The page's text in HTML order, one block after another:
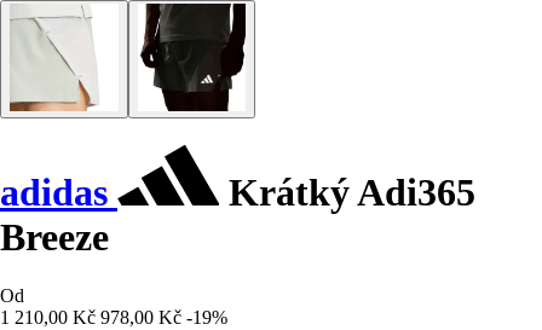
adidas
Krátký Adi365
Breeze
Od
1 210,00 Kč 978,00 Kč -19%